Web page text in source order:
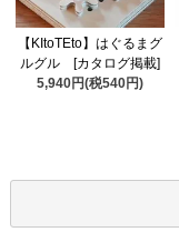
【KItoTEto】はぐるまグ
ルグル [カタログ掲載]
5,940円(税540円)